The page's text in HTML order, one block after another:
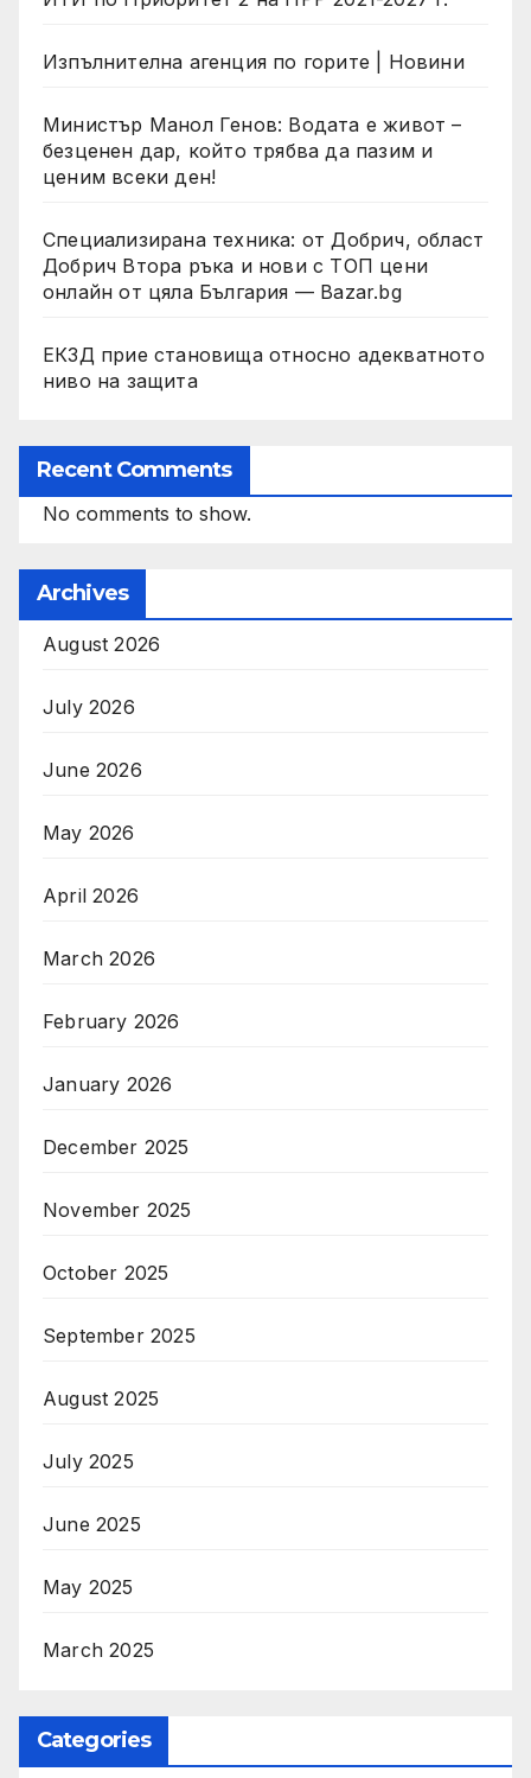
Изпълнителна агенция по горите | Новини
Министър Манол Генов: Водата е живот –
безценен дар, който трябва да пазим и
ценим всеки ден!
Специализирана техника: от Добрич, област
Добрич Втора ръка и нови с ТОП цени
онлайн от цяла България — Bazar.bg
ЕКЗД прие становища относно адекватното
ниво на защита
Recent Comments
No comments to show.
Archives
August 2026
July 2026
June 2026
May 2026
April 2026
March 2026
February 2026
January 2026
December 2025
November 2025
October 2025
September 2025
August 2025
July 2025
June 2025
May 2025
March 2025
Categories